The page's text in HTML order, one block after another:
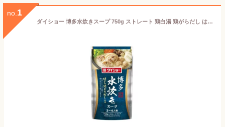
no. 1
ダイショー 博多水炊きスープ 750g ストレート 鶏白湯 鶏がらだし はかた地どり 鍋つゆ